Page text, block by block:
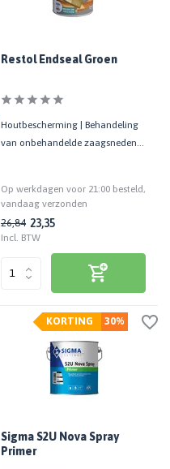
Restol Endseal Groen
Houtbescherming | Behandeling
van onbehandelde zaagsneden
Op werkdagen voor 21:00 besteld,
vandaag verzonden
26,84 23,35
Incl. BTW
30%
KORTING
Sigma S2U Nova Spray
Primer